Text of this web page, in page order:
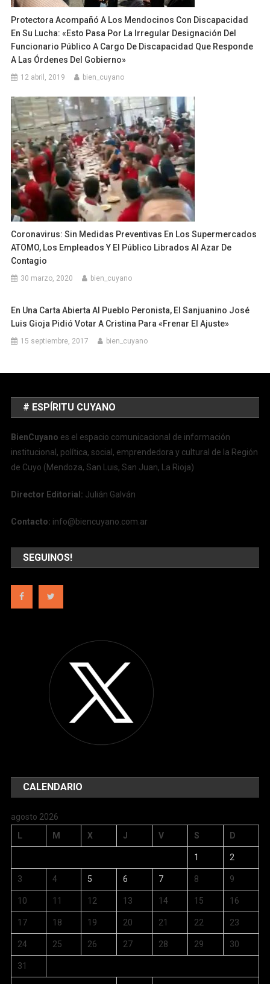
Protectora Acompañó A Los Mendocinos Con Discapacidad
En Su Lucha: «Esto Pasa Por La Irregular Designación Del
Funcionario Público A Cargo De Discapacidad Que Responde
A Las Órdenes Del Gobierno»
12 abril, 2019 bien_cuyano
Coronavirus: Sin Medidas Preventivas En Los Supermercados
ATOMO, Los Empleados Y El Público Librados Al Azar De
Contagio
30 marzo, 2020 bien_cuyano
En Una Carta Abierta Al Pueblo Peronista, El Sanjuanino José
Luis Gioja Pidió Votar A Cristina Para «frenar El Ajuste»
15 septiembre, 2017 bien_cuyano
# ESPÍRITU CUYANO
BienCuyano es el espacio comunicacional de información
institucional, política, social, emprendedora y cultural de la Región
de Cuyo (Mendoza, San Luis, San Juan, La Rioja)
Director Editorial: Julián Galván
Contacto: info@biencuyano.com.ar
SEGUINOS!
CALENDARIO
agosto 2026
L
M X J V S D
1 2
3 4 5 6 7 8 9
10 11 12 13 14 15 16
17 18 19 20 21 22 23
24 25 26 27 28 29 30
31